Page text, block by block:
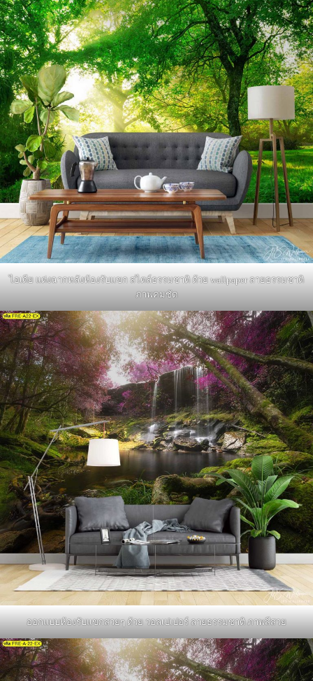
ไอเดีย แต่งฉากหลังห้องรับแขก สไตล์ธรรมชาติ ด้วย wallpaper ลายธรรมชาติ
ภาพคมชัด
ออกแบบห้องรับแขกสวยๆ ด้วย วอลเปเปอร์ ลายธรรมชาติ ภาพสีสวย